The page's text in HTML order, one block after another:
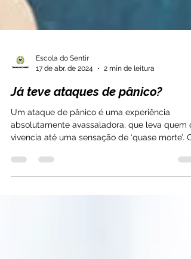
17 de abr. de 2024
2 min de leitura
Já teve ataques de pânico?
Um ataque de pânico é uma experiência